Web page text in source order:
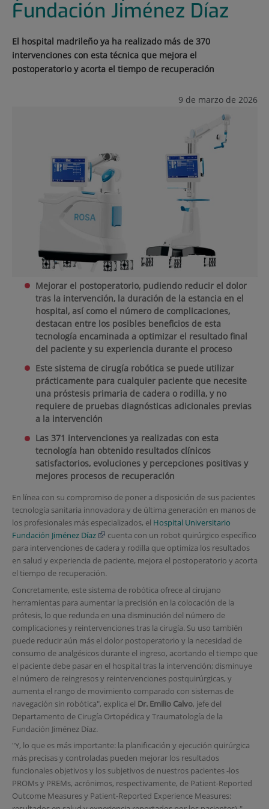
Fundación Jiménez Díaz
El hospital madrileño ya ha realizado más de 370
intervenciones con esta técnica que mejora el
postoperatorio y acorta el tiempo de recuperación
9 de marzo de 2026
Mejorar el postoperatorio, pudiendo reducir el dolor
tras la intervención, la duración de la estancia en el
hospital, así como el número de complicaciones,
destacan entre los posibles beneficios de esta
tecnología encaminada a optimizar el resultado final
del paciente y su experiencia durante el proceso
Este sistema de cirugía robótica se puede utilizar
prácticamente para cualquier paciente que necesite
una próstesis primaria de cadera o rodilla, y no
requiere de pruebas diagnósticas adicionales previas
a la intervención
Las 371 intervenciones ya realizadas con esta
tecnología han obtenido resultados clínicos
satisfactorios, evoluciones y percepciones positivas y
mejores procesos de recuperación
En línea con su compromiso de poner a disposición de sus pacientes
tecnología sanitaria innovadora y de última generación en manos de
los profesionales más especializados, el Hospital Universitario
Fundación Jiménez Díaz
cuenta con un robot quirúrgico específico
para intervenciones de cadera y rodilla que optimiza los resultados
en salud y experiencia de paciente, mejora el postoperatorio y acorta
el tiempo de recuperación.
Concretamente, este sistema de robótica ofrece al cirujano
herramientas para aumentar la precisión en la colocación de la
prótesis, lo que redunda en una disminución del número de
complicaciones y reintervenciones tras la cirugía. Su uso también
puede reducir aún más el dolor postoperatorio y la necesidad de
consumo de analgésicos durante el ingreso, acortando el tiempo que
el paciente debe pasar en el hospital tras la intervención; disminuye
el número de reingresos y reintervenciones postquirúrgicas, y
aumenta el rango de movimiento comparado con sistemas de
navegación sin robótica", explica el Dr. Emilio Calvo, jefe del
Departamento de Cirugía Ortopédica y Traumatología de la
Fundación Jiménez Díaz.
"Y, lo que es más importante: la planificación y ejecución quirúrgica
más precisas y controladas pueden mejorar los resultados
funcionales objetivos y los subjetivos de nuestros pacientes -los
PROMs y PREMs, acrónimos, respectivamente, de Patient-Reported
Outcome Measures y Patient-Reported Experience Measures: